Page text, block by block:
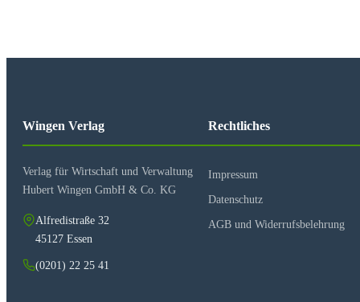
Datenschutzrechtliche Aspekte
Kirchensteuererhebung von Nichtmitgliedern
Wingen Verlag
Verlag für Wirtschaft und Verwaltung
Hubert Wingen GmbH & Co. KG
Alfredistraße 32
45127 Essen
(0201) 22 25 41
Rechtliches
Impressum
Datenschutz
AGB und Widerrufsbelehrung